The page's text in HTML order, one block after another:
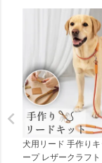
犬用リード 手作りキ
ープ レザークラフ